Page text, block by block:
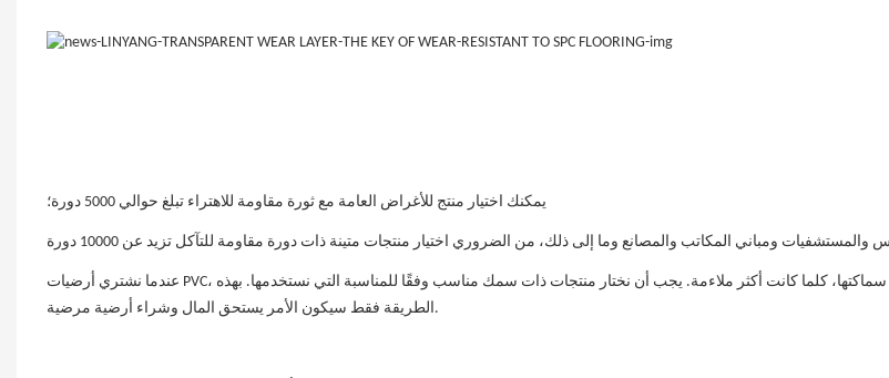
يمكنك اختيار منتج للأغراض العامة مع ثورة مقاومة للاهتراء تبلغ حوالي 5000 دورة؛
عندما نشتري أرضيات PVC، فهذا لا يعني أنه كلما زادت سماكتها، كلما كانت أكثر ملاءمة. يجب أن نختار منتجات ذات سمك مناسب وفقًا للمناسبة التي نستخدمها. بهذه
الطريقة فقط سيكون الأمر يستحق المال وشراء أرضية مرضية.